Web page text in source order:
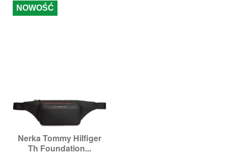
Nerka Tommy Hilfiger
Th Foundation...
NOWOŚĆ